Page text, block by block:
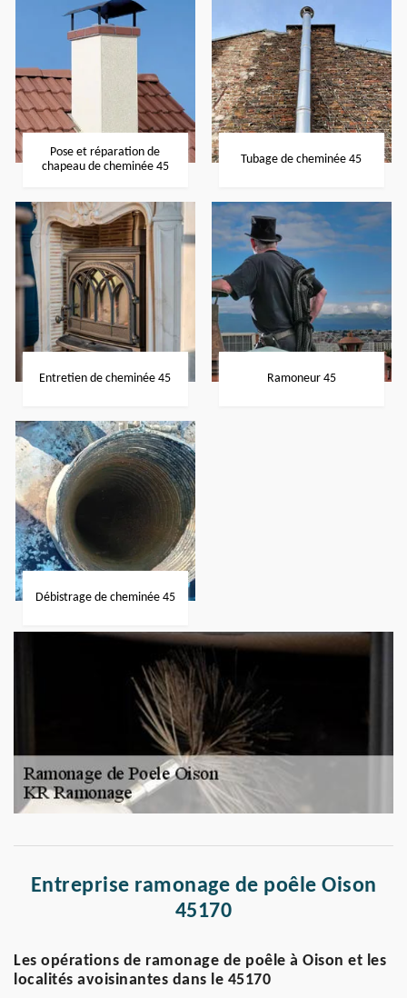
Pose et réparation de
chapeau de cheminée 45
Tubage de cheminée 45
Entretien de cheminée 45 Ramoneur 45
Débistrage de cheminée 45
Entreprise ramonage de poêle Oison
45170
Les opérations de ramonage de poêle à Oison et les
localités avoisinantes dans le 45170